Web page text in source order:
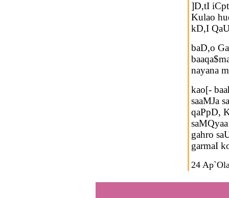
]D,tI
Kulao
kD,I
baD,o
nayana
kao[-
saaMJa
qaPpD,
gahro
garmaI
24